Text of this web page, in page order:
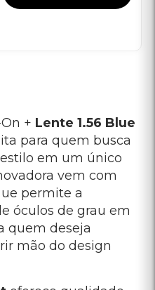
+ Lente 1.56 Blue
para quem busca
em um único
vem com
permite a
óculos de grau em
quem deseja
mão do design